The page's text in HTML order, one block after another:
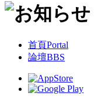
首頁Portal
論壇BBS